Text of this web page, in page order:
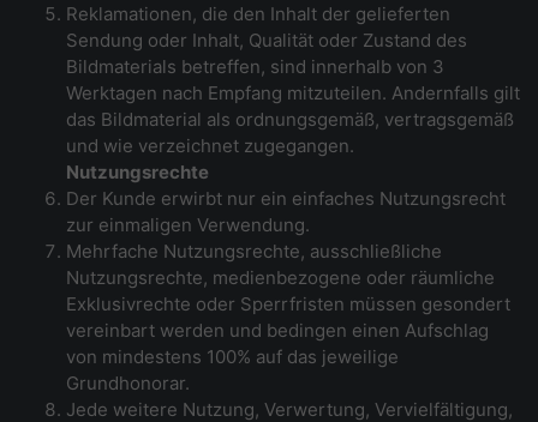
Reklamationen, die den Inhalt der gelieferten
Sendung oder Inhalt, Qualität oder Zustand des
Bildmaterials betreffen, sind innerhalb von 3
Werktagen nach Empfang mitzuteilen. Andernfalls gilt
das Bildmaterial als ordnungsgemäß, vertragsgemäß
und wie verzeichnet zugegangen.
Nutzungsrechte
Der Kunde erwirbt nur ein einfaches Nutzungsrecht
zur einmaligen Verwendung.
Mehrfache Nutzungsrechte, ausschließliche
Nutzungsrechte, medienbezogene oder räumliche
Exklusivrechte oder Sperrfristen müssen gesondert
vereinbart werden und bedingen einen Aufschlag
von mindestens 100% auf das jeweilige
Grundhonorar.
Jede weitere Nutzung, Verwertung, Vervielfältigung,